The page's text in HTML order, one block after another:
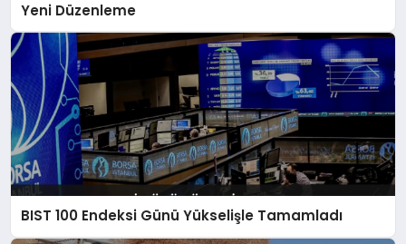
Yeni Düzenleme
BIST 100 Endeksi Günü Yükselişle Tamamladı